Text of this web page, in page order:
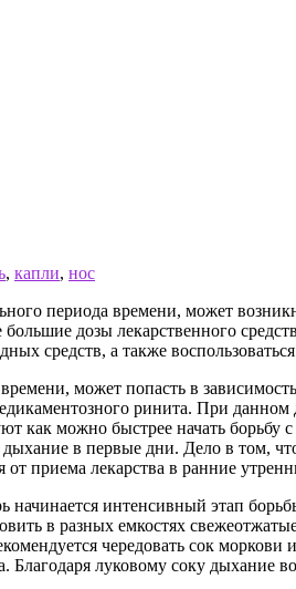
, капли, нос
периода времени, может
дозы лекарственного
средств, а также
может попасть в
ринита. При
как можно быстрее начать
в первые дни. Дело в том,
приема лекарства в ранние
начинается интенсивный этап
в разных емкостях
чередовать сок
луковому соку дыхание